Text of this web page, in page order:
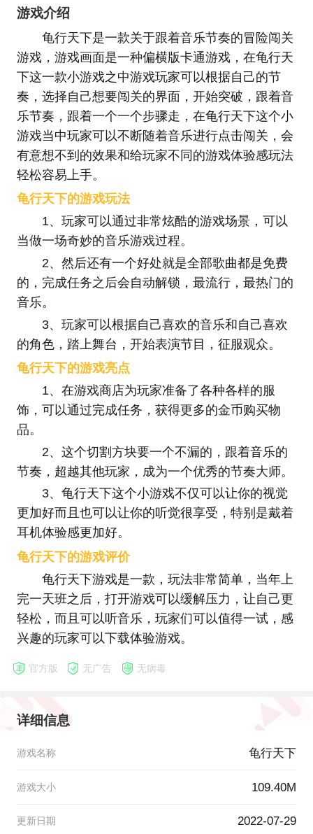
游戏介绍
龟行天下是一款关于跟着音乐节奏的冒险闯关
游戏，游戏画面是一种偏横版卡通游戏，在龟行天
下这一款小游戏之中游戏玩家可以根据自己的节
奏，选择自己想要闯关的界面，开始突破，跟着音
乐节奏，跟着一个一个步骤走，在龟行天下这个小
游戏当中玩家可以不断随着音乐进行点击闯关，会
有意想不到的效果和给玩家不同的游戏体验感玩法
轻松容易上手。
龟行天下的游戏玩法
1、玩家可以通过非常炫酷的游戏场景，可以
当做一场奇妙的音乐游戏过程。
2、然后还有一个好处就是全部歌曲都是免费
的，完成任务之后会自动解锁，最流行，最热门的
音乐。
3、玩家可以根据自己喜欢的音乐和自己喜欢
的角色，踏上舞台，开始表演节目，征服观众。
龟行天下的游戏亮点
1、在游戏商店为玩家准备了各种各样的服
饰，可以通过完成任务，获得更多的金币购买物
品。
2、这个切割方块要一个不漏的，跟着音乐的
节奏，超越其他玩家，成为一个优秀的节奏大师。
3、龟行天下这个小游戏不仅可以让你的视觉
更加好而且也可以让你的听觉很享受，特别是戴着
耳机体验感更加好。
龟行天下的游戏评价
龟行天下游戏是一款，玩法非常简单，当年上
完一天班之后，打开游戏可以缓解压力，让自己更
轻松，而且可以听音乐，玩家们可以值得一试，感
兴趣的玩家可以下载体验游戏。
官方版 无广告 无病毒
详细信息
游戏名称 龟行天下
游戏大小 109.40M
更新日期 2022-07-29